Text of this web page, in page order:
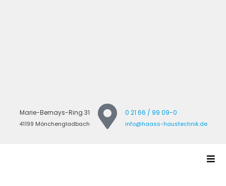
Marie-Bernays-Ring 31
41199 Mönchengladbach
0 21 66 / 99 09-0
info@haass-haustechnik.de